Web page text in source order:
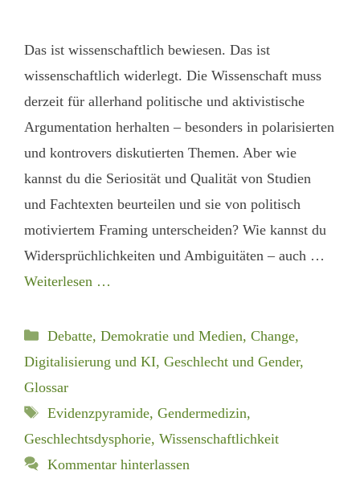
Das ist wissenschaftlich bewiesen. Das ist
wissenschaftlich widerlegt. Die Wissenschaft muss
derzeit für allerhand politische und aktivistische
Argumentation herhalten – besonders in polarisierten
und kontrovers diskutierten Themen. Aber wie
kannst du die Seriosität und Qualität von Studien
und Fachtexten beurteilen und sie von politisch
motiviertem Framing unterscheiden? Wie kannst du
Widersprüchlichkeiten und Ambiguitäten – auch …
Weiterlesen …
Kategorien
Debatte, Demokratie und Medien, Change,
Digitalisierung und KI, Geschlecht und Gender,
Glossar
Schlagwörter
Evidenzpyramide, Gendermedizin,
Geschlechtsdysphorie, Wissenschaftlichkeit
Kommentar hinterlassen